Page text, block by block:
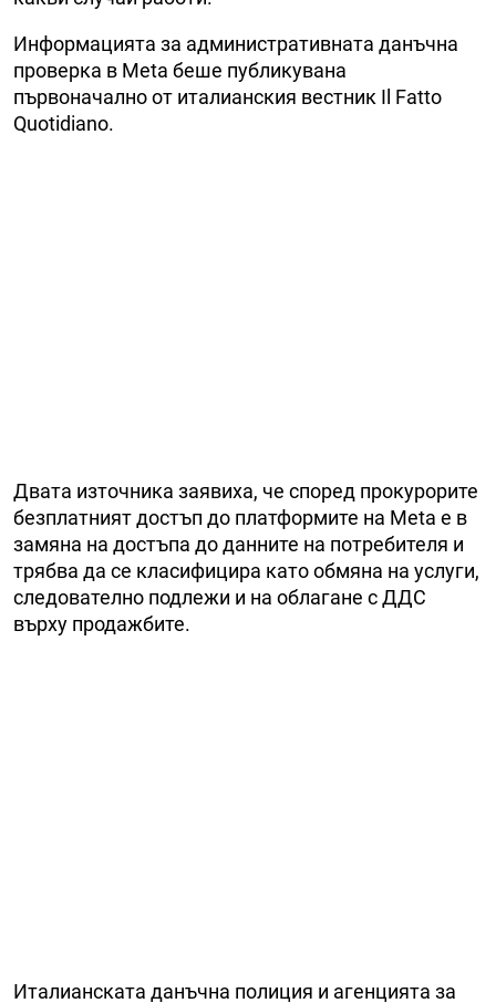
Информацията за административната данъчна
проверка в Meta беше публикувана
първоначално от италианския вестник Il Fatto
Quotidiano.
Двата източника заявиха, че според прокурорите
безплатният достъп до платформите на Meta е в
замяна на достъпа до данните на потребителя и
трябва да се класифицира като обмяна на услуги,
следователно подлежи и на облагане с ДДС
върху продажбите.
Италианската данъчна полиция и агенцията за